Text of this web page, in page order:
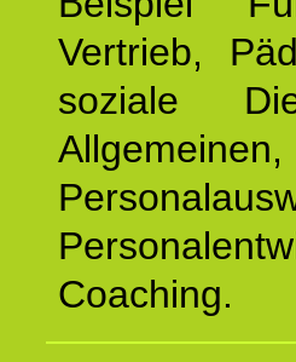
Vertrieb,
soziale
Coaching.